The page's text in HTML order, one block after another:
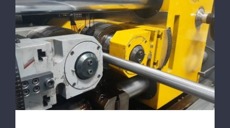
Sonsuz Vida Milli Asansör Teknolojileri